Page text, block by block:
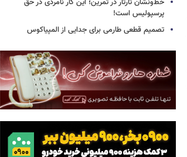
خط‌ونشان تارتار در تمرین؛ این کار نامردی در حق
پرسپولیس است!
تصمیم قطعی طارمی برای جدایی از المپیاکوس